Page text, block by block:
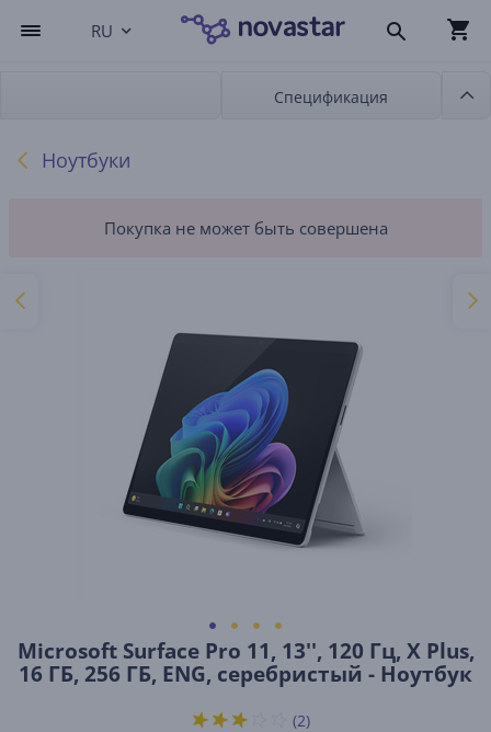
RU
Спецификация
Ноутбуки
Покупка не может быть совершена
Microsoft Surface Pro 11, 13'', 120 Гц, X Plus,
16 ГБ, 256 ГБ, ENG, серебристый - Ноутбук
(2)